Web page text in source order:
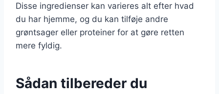
Disse ingredienser kan varieres alt efter hvad
du har hjemme, og du kan tilføje andre
grøntsager eller proteiner for at gøre retten
mere fyldig.
Sådan tilbereder du